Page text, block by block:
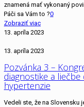
znamená mať vykonaný
Páči sa Vám to ?0
Zobraziť viac
13. apríla 2023
13. apríla 2023
Pozvánka 3 –
diagnostike a
hypertenzie
Vedeli ste, že na Slovensku